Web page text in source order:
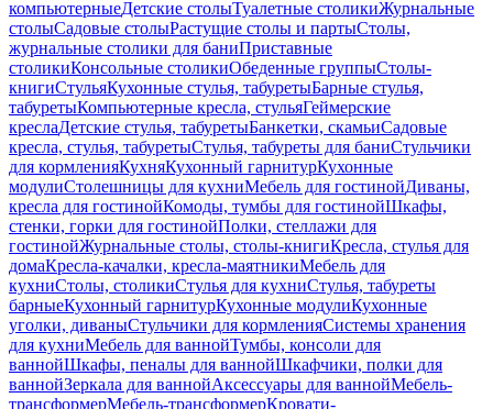
компьютерныеДетские столыТуалетные столикиЖурнальные
столыСадовые столыРастущие столы и партыСтолы,
журнальные столики для баниПриставные
столикиКонсольные столикиОбеденные группыСтолы-
книгиСтульяКухонные стулья, табуретыБарные стулья,
табуретыКомпьютерные кресла, стульяГеймерские
креслаДетские стулья, табуретыБанкетки, скамьиСадовые
кресла, стулья, табуретыСтулья, табуреты для баниСтульчики
для кормленияКухняКухонный гарнитурКухонные
модулиСтолешницы для кухниМебель для гостинойДиваны,
кресла для гостинойКомоды, тумбы для гостинойШкафы,
стенки, горки для гостинойПолки, стеллажи для
гостинойЖурнальные столы, столы-книгиКресла, стулья для
домаКресла-качалки, кресла-маятникиМебель для
кухниСтолы, столикиСтулья для кухниСтулья, табуреты
барныеКухонный гарнитурКухонные модулиКухонные
уголки, диваныСтульчики для кормленияСистемы хранения
для кухниМебель для ваннойТумбы, консоли для
ваннойШкафы, пеналы для ваннойШкафчики, полки для
ваннойЗеркала для ваннойАксессуары для ваннойМебель-
трансформерМебель-трансформерКровати-